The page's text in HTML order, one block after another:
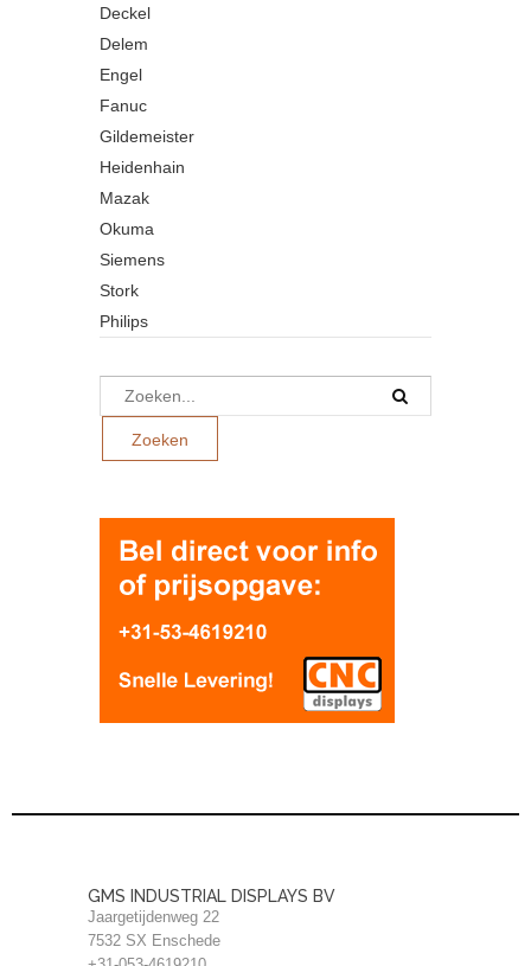
Deckel
Delem
Engel
Fanuc
Gildemeister
Heidenhain
Mazak
Okuma
Siemens
Stork
Philips
GMS INDUSTRIAL DISPLAYS BV
Jaargetijdenweg 22
7532 SX Enschede